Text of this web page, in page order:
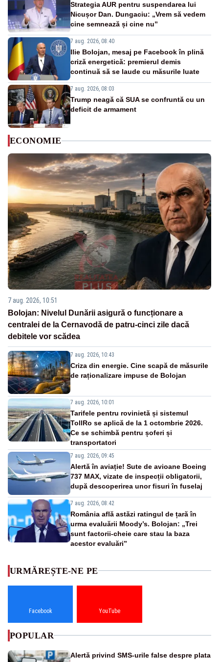
Strategia AUR pentru suspendarea lui
Nicușor Dan. Dungaciu: „Vrem să vedem
cine semnează și cine nu”
7 aug. 2026, 08:40
Ilie Bolojan, mesaj pe Facebook în plină
criză energetică: premierul demis
continuă să se laude cu măsurile luate
7 aug. 2026, 08:03
Trump neagă că SUA se confruntă cu un
deficit de armament
ECONOMIE
7 aug. 2026, 10:51
Bolojan: Nivelul Dunării asigură o funcționare a
centralei de la Cernavodă de patru-cinci zile dacă
debitele vor scădea
7 aug. 2026, 10:43
Criza din energie. Cine scapă de măsurile
de raționalizare impuse de Bolojan
7 aug. 2026, 10:01
Tarifele pentru rovinietă și sistemul
TollRo se aplică de la 1 octombrie 2026.
Ce se schimbă pentru șoferi și
transportatori
7 aug. 2026, 09:45
Alertă în aviație! Sute de avioane Boeing
737 MAX, vizate de inspecții obligatorii,
după descoperirea unor fisuri în fuselaj
7 aug. 2026, 08:42
România află astăzi ratingul de țară în
urma evaluării Moody’s. Bolojan: „Trei
sunt factorii-cheie care stau la baza
acestor evaluări”
URMĂREȘTE-NE PE
Facebook YouTube
POPULAR
Alertă privind SMS-urile false despre plata